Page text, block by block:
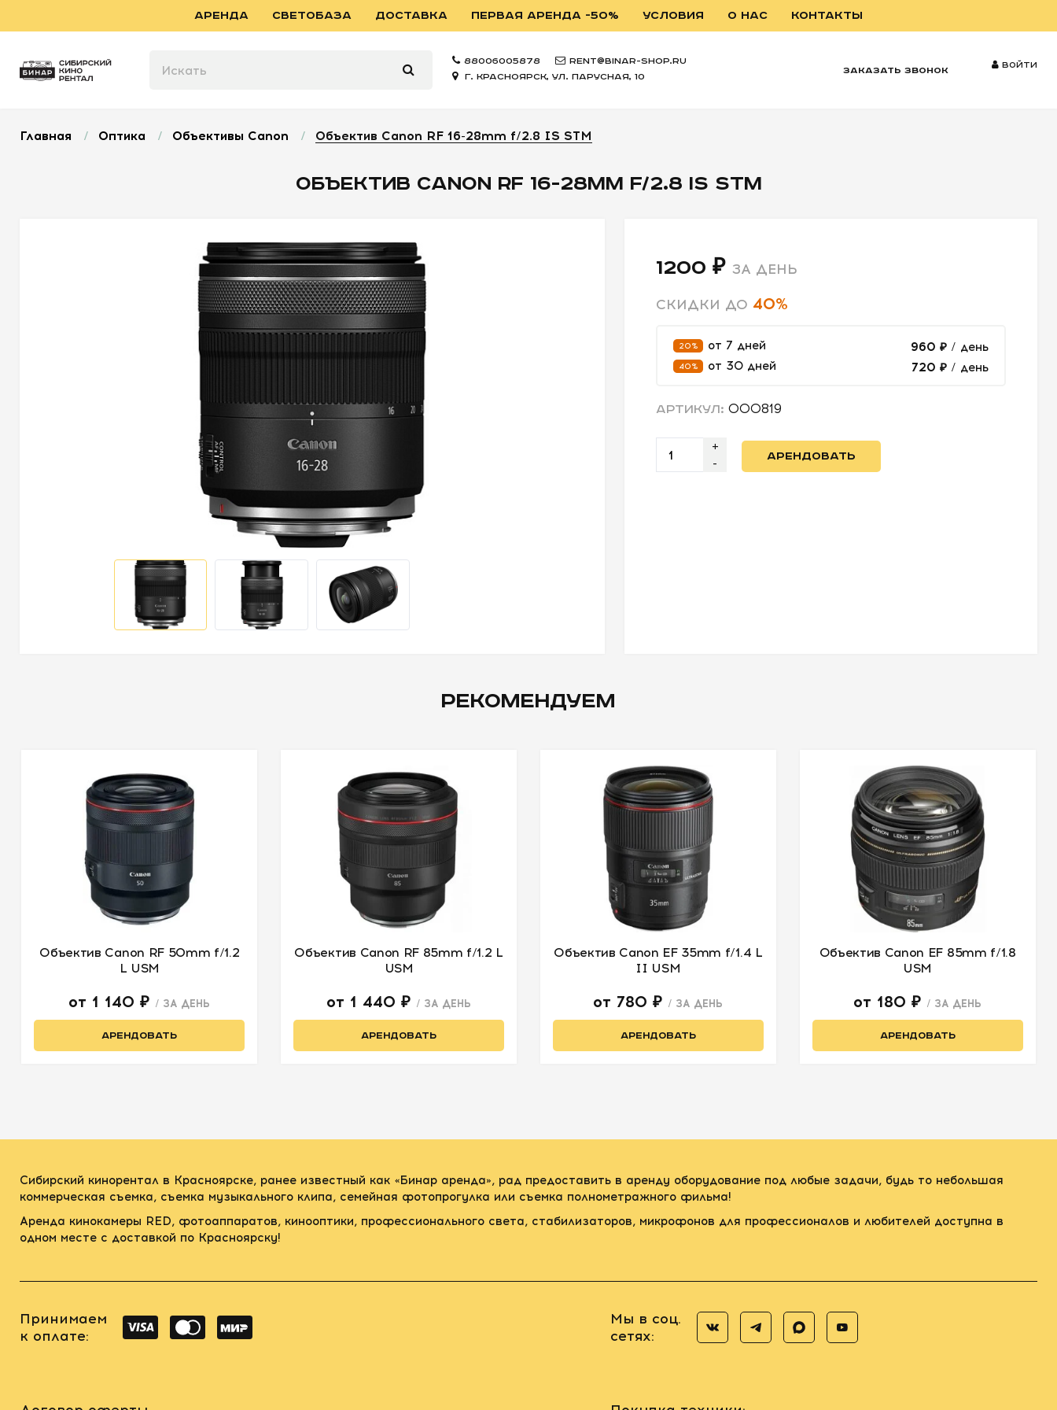
АРЕНДА СВЕТОБАЗА ДОСТАВКА ПЕРВАЯ АРЕНДА -50% УСЛОВИЯ О НАС КОНТАКТЫ
88006005878
rent@binar-shop.ru
г. Красноярск, ул. Парусная, 10
заказать звонок Войти
Главная / Оптика / Объективы Canon / Объектив Canon RF 16-28mm f/2.8 IS STM
ОБЪЕКТИВ CANON RF 16-28MM F/2.8 IS STM
1200 ₽ ЗА ДЕНЬ
СКИДКИ ДО 40%
20% от 7 дней 960 ₽/ день
40% от 30 дней 720 ₽/ день
АРТИКУЛ: 000819
+
-
АРЕНДОВАТЬ
РЕКОМЕНДУЕМ
Объектив Canon RF 50mm f/1.2
L USM
от 1 140 ₽ / ЗА ДЕНЬ
АРЕНДОВАТЬ
Объектив Canon RF 85mm f/1.2 L
USM
от 1 440 ₽ / ЗА ДЕНЬ
АРЕНДОВАТЬ
Объектив Canon EF 35mm f/1.4 L
II USM
от 780 ₽ / ЗА ДЕНЬ
АРЕНДОВАТЬ
Объектив Canon EF 85mm f/1.8
USM
от 180 ₽ / ЗА ДЕНЬ
АРЕНДОВАТЬ
Сибирский кинорентал в Красноярске, ранее известный как «Бинар аренда», рад предоставить в аренду оборудование под любые задачи, будь то небольшая
коммерческая съемка, съемка музыкального клипа, семейная фотопрогулка или съемка полнометражного фильма!
Аренда кинокамеры RED, фотоаппаратов, кинооптики, профессионального света, стабилизаторов, микрофонов для профессионалов и любителей доступна в
одном месте с доставкой по Красноярску!
Принимаем
к оплате:
Мы в соц.
сетях: